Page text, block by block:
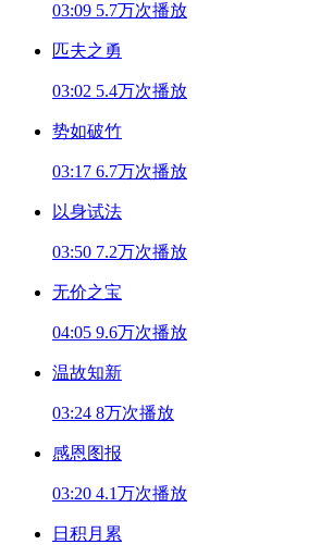
03:09 5.7万次播放
匹夫之勇
03:02 5.4万次播放
势如破竹
03:17 6.7万次播放
以身试法
03:50 7.2万次播放
无价之宝
04:05 9.6万次播放
温故知新
03:24 8万次播放
感恩图报
03:20 4.1万次播放
日积月累